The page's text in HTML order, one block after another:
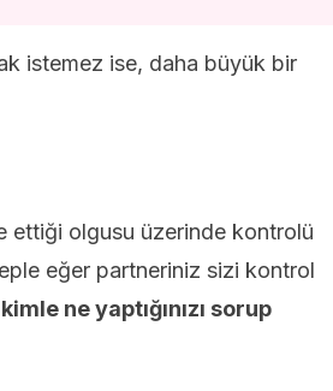
istemez ise, daha büyük bir
ettiği olgusu üzerinde kontrolü
eğer partneriniz sizi kontrol
ne yaptığınızı sorup